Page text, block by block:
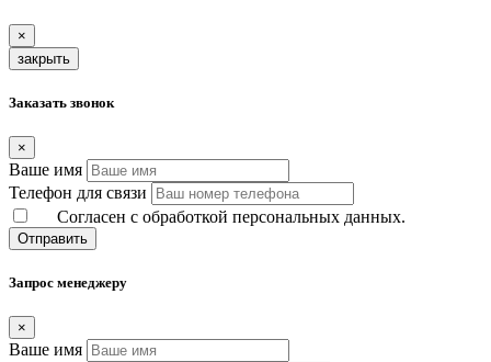
×
закрыть
Заказать звонок
×
Ваше имя
Телефон для связи
Согласен с обработкой персональных данных.
Отправить
Запрос менеджеру
×
Ваше имя